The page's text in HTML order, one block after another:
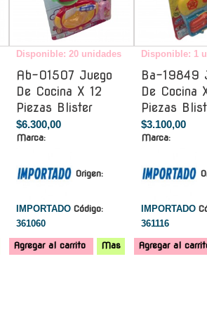
Disponible: 20 unidades
Ab-01507 Juego
De Cocina X 12
Piezas Blister
$6.300,00
Marca:
Origen:
IMPORTADO Código:
361060
Agregar al carrito Mas
Disponible: 1
Ba-19849
De Cocina
Piezas
$3.100,00
Marca:
IMPORTADO
361116
Agregar al